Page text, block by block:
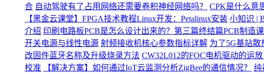
合 自动驾驶有了占用网络还需要卷积神经网络吗？ CPK是什么意
【黑金云课堂】FPGA技术教程Linux开发：Petalinux安装 小知识 |
介绍 印刷电路板PCB是怎么设计出来的？第三篇终结篇PCB制造
开关电源与线性电源 射频接收机核心参数指标详解 为了5G基站散
改固件蓝牙名称及升级烧录方法 CW32L012的FOC电机驱动的运
校准
【解决方案】如何通过IoT云监测分析ZigBee的通信情况？ 纯